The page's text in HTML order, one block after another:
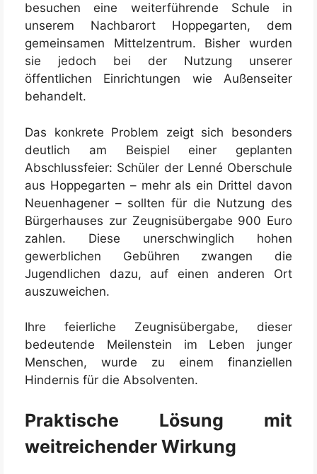
besuchen eine weiterführende Schule in
unserem Nachbarort Hoppegarten, dem
gemeinsamen Mittelzentrum. Bisher wurden
sie jedoch bei der Nutzung unserer
öffentlichen Einrichtungen wie Außenseiter
behandelt.
Das konkrete Problem zeigt sich besonders
deutlich am Beispiel einer geplanten
Abschlussfeier: Schüler der Lenné Oberschule
aus Hoppegarten – mehr als ein Drittel davon
Neuenhagener – sollten für die Nutzung des
Bürgerhauses zur Zeugnisübergabe 900 Euro
zahlen. Diese unerschwinglich hohen
gewerblichen Gebühren zwangen die
Jugendlichen dazu, auf einen anderen Ort
auszuweichen.
Ihre feierliche Zeugnisübergabe, dieser
bedeutende Meilenstein im Leben junger
Menschen, wurde zu einem finanziellen
Hindernis für die Absolventen.
Praktische Lösung mit
weitreichender Wirkung